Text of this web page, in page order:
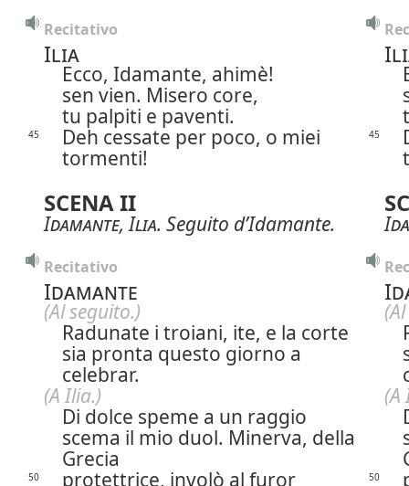
Recitativo
Ilia
Ecco, Idamante, ahimè!
sen vien. Misero core,
tu palpiti e paventi.
45
Deh cessate per poco, o miei
tormenti!
45
SCENA II
Idamante,Ilia. Seguito d’Idamante.
Recitativo
Idamante
(Al seguito.)
Radunate i troiani, ite, e la corte
sia pronta questo giorno a
celebrar.
(A Ilia.)
(A
Di dolce speme a un raggio
scema il mio duol. Minerva, della
Grecia
50
protettrice, involò al furor
50